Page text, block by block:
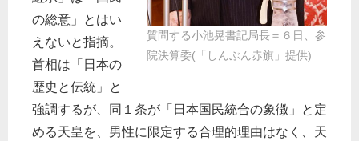
質問する小池晃書記局長＝６日、参
院決算委(「しんぶん赤旗」提供)
の総意」とはい
えないと指摘。
首相は「日本の
歴史と伝統」と
強調するが、同１条が「日本国民統合の象徴」と定
める天皇を、男性に限定する合理的理由はなく、天